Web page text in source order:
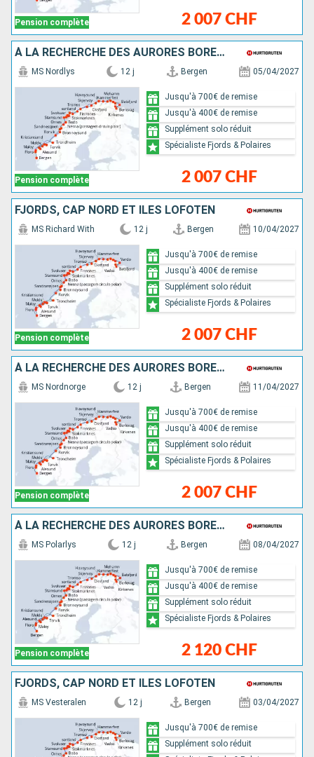
Pension complète 2 007 CHF
À LA RECHERCHE DES AURORES BORÉALES
Pension complète
MS Nordlys 12 j Bergen 05/04/2027
2 007 CHF
Jusqu'à 700€ de remise
Jusqu'à 400€ de remise
Supplément solo réduit
Spécialiste Fjords & Polaires
FJORDS, CAP NORD ET ÎLES LOFOTEN
Pension complète
MS Richard With 12 j Bergen 10/04/2027
2 007 CHF
Jusqu'à 700€ de remise
Jusqu'à 400€ de remise
Supplément solo réduit
Spécialiste Fjords & Polaires
À LA RECHERCHE DES AURORES BORÉALES
Pension complète
MS Nordnorge 12 j Bergen 11/04/2027
2 007 CHF
Jusqu'à 700€ de remise
Jusqu'à 400€ de remise
Supplément solo réduit
Spécialiste Fjords & Polaires
À LA RECHERCHE DES AURORES BORÉALES
Pension complète
MS Polarlys 12 j Bergen 08/04/2027
2 120 CHF
Jusqu'à 700€ de remise
Jusqu'à 400€ de remise
Supplément solo réduit
Spécialiste Fjords & Polaires
FJORDS, CAP NORD ET ÎLES LOFOTEN
MS Vesteralen 12 j Bergen 03/04/2027
Jusqu'à 700€ de remise
Supplément solo réduit